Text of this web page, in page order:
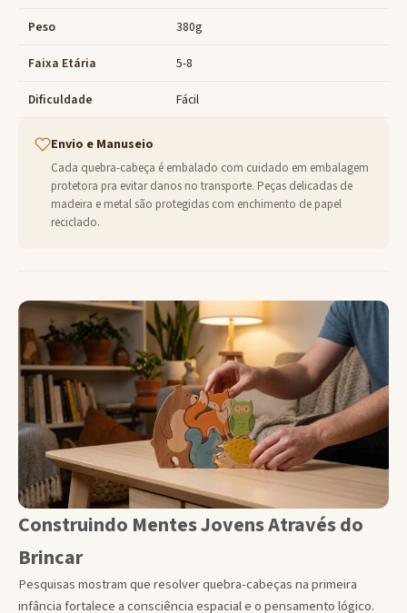
Peso 380g
Faixa Etária 5-8
Dificuldade Fácil
Envio e Manuseio
Cada quebra-cabeça é embalado com cuidado em embalagem
protetora pra evitar danos no transporte. Peças delicadas de
madeira e metal são protegidas com enchimento de papel
reciclado.
Construindo Mentes Jovens Através do
Brincar
Pesquisas mostram que resolver quebra-cabeças na primeira
infância fortalece a consciência espacial e o pensamento lógico.